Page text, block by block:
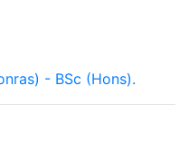
- BSc (Hons).